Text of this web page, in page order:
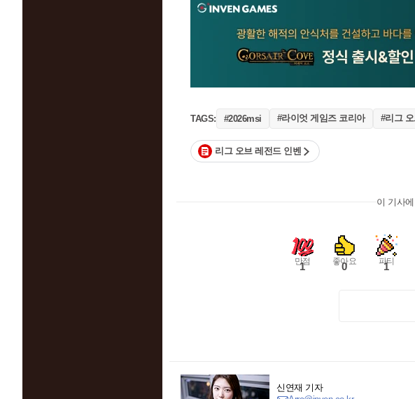
TAGS: #2026msi #라이엇 게임즈 코리아 #리그
리그 오브 레전드 인벤
이 기사
만점
1 좋아요
0 파티
1
신연재 기자